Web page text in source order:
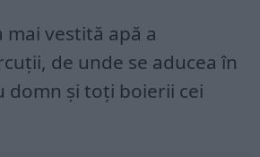
mai vestită apă a
de unde se aducea în
domn şi toţi boierii cei